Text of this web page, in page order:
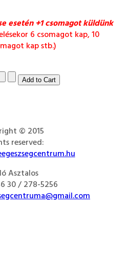
esetén +1 csomagot küldünk
6 csomagot kap, 10
kap stb.)
© 2015
reserved:
Asztalos
30 / 278-5256